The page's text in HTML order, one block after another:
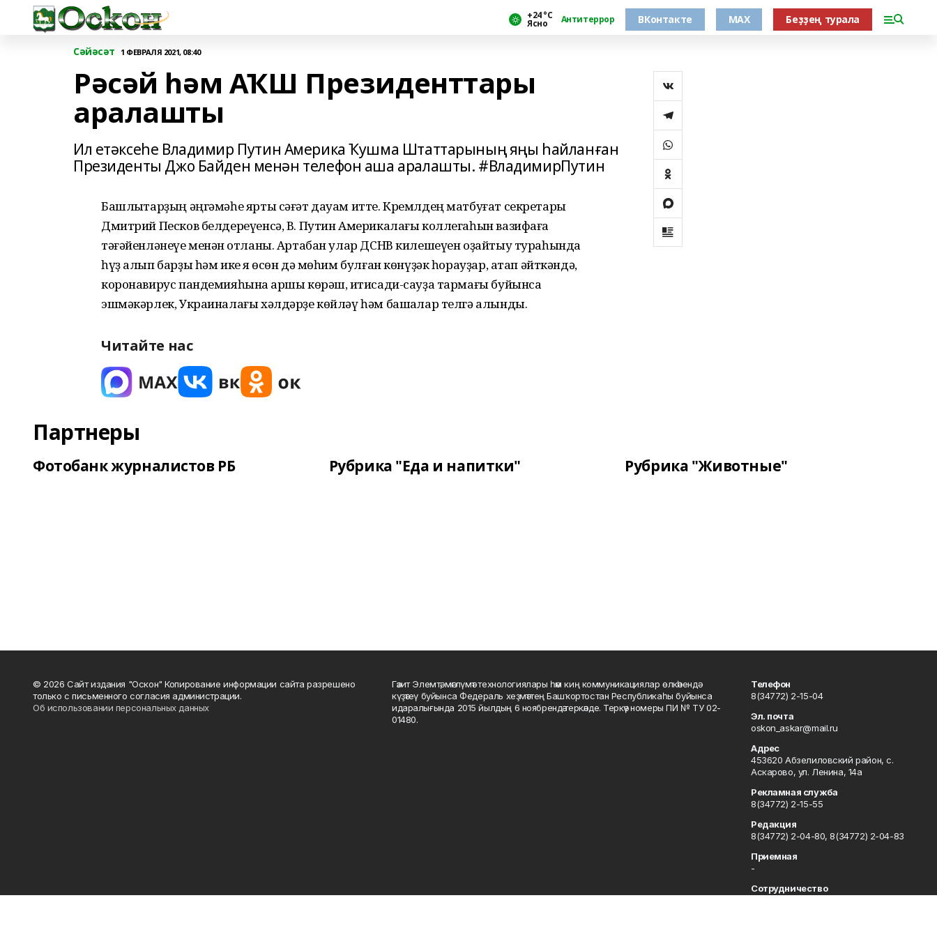
+24 °С
Ясно Антитеррор ВКонтакте MAX Беҙҙең турала
Сәйәсәт 1 ФЕВРАЛЯ 2021, 08:40
Рәсәй һәм АҠШ Президенттары
аралашты
Ил етәксеһе Владимир Путин Америка Ҡушма Штаттарының яңы һайланған
Президенты Джо Байден менән телефон аша аралашты. #ВладимирПутин
Башлыҡтарҙың әңгәмәһе ярты сәғәт дауам итте. Кремлдең матбуғат секретары
Дмитрий Песков белдереүенсә, В. Путин Америкалағы коллегаһын вазифаға
тәғәйенләнеүе менән ҡотланы. Артабан улар ДСНВ килешеүен оҙайтыу тураһында
һүҙ алып барҙы һәм ике яҡ өсөн дә мөһим булған көнүҙәк һорауҙар, атап әйткәндә,
коронавирус пандемияһына ҡаршы көрәш, иҡтисади-сауҙа тармағы буйынса
эшмәкәрлек, Украиналағы хәлдәрҙе көйләү һәм башҡалар телгә алынды.
Читайте нас
Партнеры
Фотобанк журналистов РБ Рубрика "Еда и напитки" Рубрика "Животные"
© 2026 Сайт издания "Оскон" Копирование информации сайта разрешено
только с письменного согласия администрации.
Об использовании персональных данных
Гәзит Элемтә, мәғлүмәт технологиялары һәм киң коммуникациялар өлкәһендә
күҙәтеү буйынса Федераль хеҙмәттең Башҡортостан Республикаһы буйынса
идаралығында 2015 йылдың 6 ноябрендә теркәлде. Теркәү номеры ПИ № ТУ 02-
01480.
Телефон
8(34772) 2-15-04
Эл. почта
oskon_askar@mail.ru
Адрес
453620 Абзелиловский район, с.
Аскарово, ул. Ленина, 14а
Рекламная служба
8(34772) 2-15-55
Редакция
8(34772) 2-04-80, 8(34772) 2-04-83
Приемная
-
Сотрудничество